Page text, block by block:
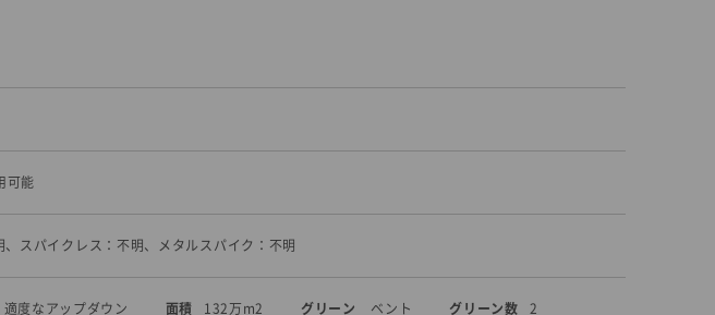
可能
スパイクレス：不明、メタルスパイク：不明
適度なアップダウン 面積 132万m2 グリーン ベント グリーン数 2